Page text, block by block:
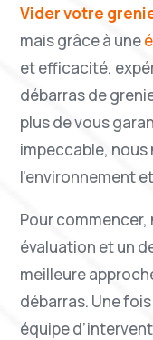
Vider votre
mais grâce à une
et efficacité,
débarras de
plus de vous
impeccable,
l’environnement
Pour
évaluation et un
meilleure
débarras. Une
équipe